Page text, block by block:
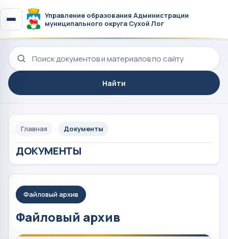
Управление образования Администрации
муниципального округа Сухой Лог
Поиск по сайту
Найти
Главная Документы
ДОКУМЕНТЫ
Файловый архив
Файловый архив